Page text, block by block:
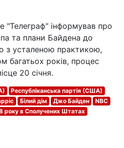
"Телеграф" інформував про
та плани Байдена до
з усталеною практикою,
багатьох років, процес
20 січня.
Республіканська партія (США)
Білий дім Джо Байден
NBC
року в Сполучених Штатах